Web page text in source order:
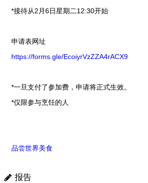
*接待从2月6日星期二12:30开始
​申请表网址
https://forms.gle/EcoiyrVzZZA4rACX9
*一旦支付了参加费，申请将正式生效。
*仅限参与烹饪的人
品尝世界美食
报告